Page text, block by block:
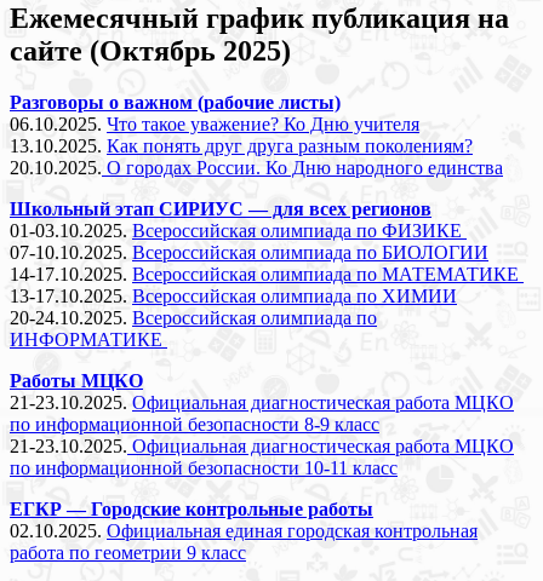
Ежемесячный график публикация на
сайте (Октябрь 2025)
Разговоры о важном (рабочие листы)
06.10.2025. Что такое уважение? Ко Дню учителя
13.10.2025. Как понять друг друга разным поколениям?
20.10.2025. О городах России. Ко Дню народного единства
Школьный этап СИРИУС — для всех регионов
01-03.10.2025. Всероссийская олимпиада по ФИЗИКЕ
07-10.10.2025. Всероссийская олимпиада по БИОЛОГИИ
14-17.10.2025. Всероссийская олимпиада по МАТЕМАТИКЕ
13-17.10.2025. Всероссийская олимпиада по ХИМИИ
20-24.10.2025. Всероссийская олимпиада по
ИНФОРМАТИКЕ
Работы МЦКО
21-23.10.2025. Официальная диагностическая работа МЦКО
по информационной безопасности 8-9 класс
21-23.10.2025. Официальная диагностическая работа МЦКО
по информационной безопасности 10-11 класс
ЕГКР — Городские контрольные работы
02.10.2025. Официальная единая городская контрольная
работа по геометрии 9 класс